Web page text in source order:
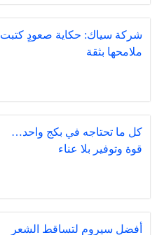
شركة سياك: حكاية صعودٍ كتبت
ملامحها بثقة
كل ما تحتاجه في بكج واحد…
قوة وتوفير بلا عناء
أفضل سيروم لتساقط الشعر